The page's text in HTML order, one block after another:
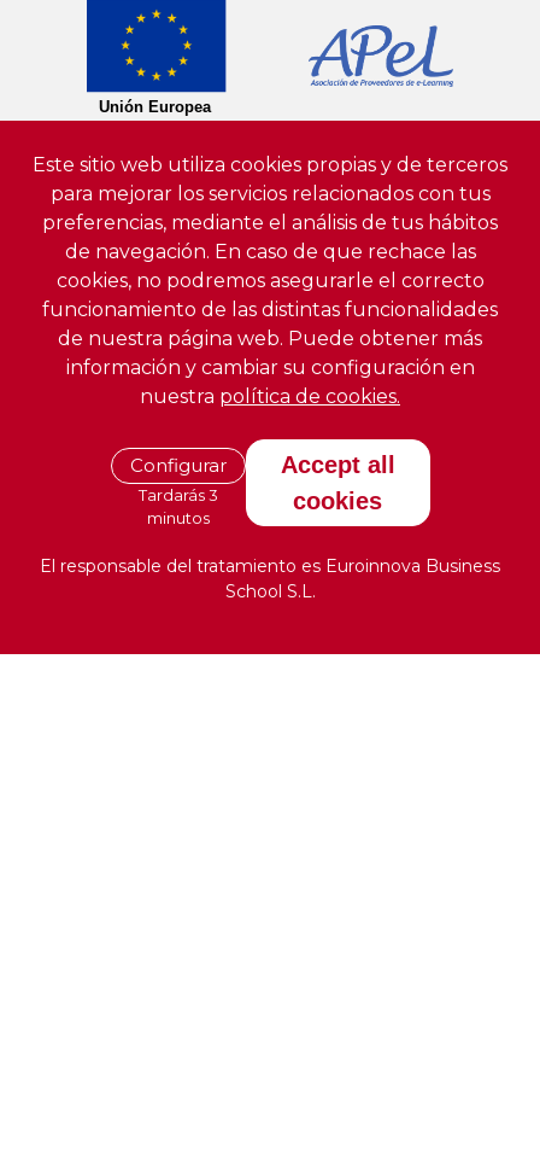
Este sitio web utiliza cookies propias y de terceros
para mejorar los servicios relacionados con tus
preferencias, mediante el análisis de tus hábitos
de navegación. En caso de que rechace las
cookies, no podremos asegurarle el correcto
funcionamiento de las distintas funcionalidades
de nuestra página web. Puede obtener más
información y cambiar su configuración en
nuestra política de cookies.
Configurar
Tardarás 3
minutos
Accept all
cookies
El responsable del tratamiento es Euroinnova Business
School S.L.